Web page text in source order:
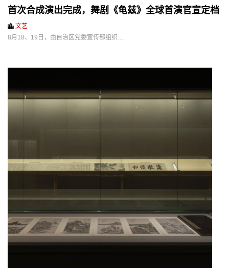
首次合成演出完成，舞剧《龟兹》全球首演官宣定档
文艺
8月18、19日，由自治区党委宣传部组织…